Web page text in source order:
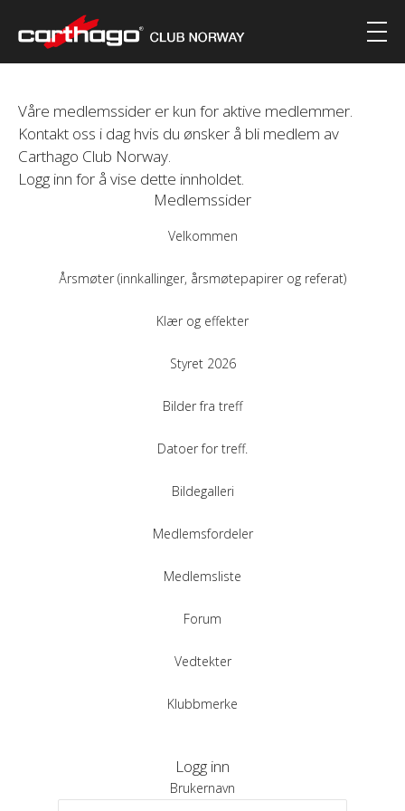
Våre medlemssider er kun for aktive medlemmer.
Kontakt oss i dag hvis du ønsker å bli medlem av
Carthago Club Norway.
Logg inn for å vise dette innholdet.
Medlemssider
Velkommen
Årsmøter (innkallinger, årsmøtepapirer og referat)
Klær og effekter
Styret 2026
Bilder fra treff
Datoer for treff.
Bildegalleri
Medlemsfordeler
Medlemsliste
Forum
Vedtekter
Klubbmerke
Logg inn
Brukernavn